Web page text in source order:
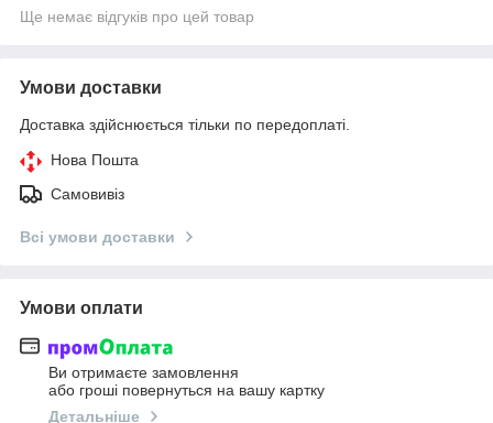
Ще немає відгуків про цей товар
Умови доставки
Доставка здійснюється тільки по передоплаті.
Нова Пошта
Самовивіз
Всі умови доставки
Умови оплати
Ви отримаєте замовлення
або гроші повернуться на вашу картку
Детальніше